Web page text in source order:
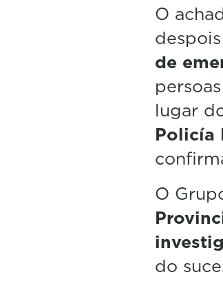
O
de
lugar
Policía
O
do